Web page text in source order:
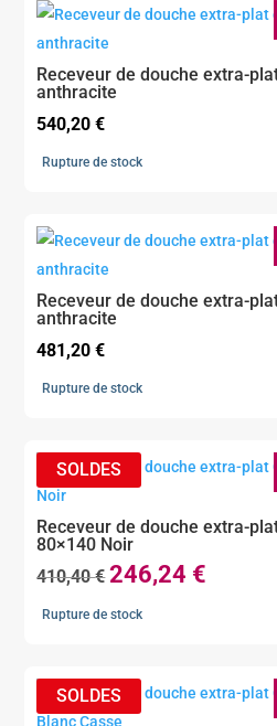
Receveur de douche extra-
anthracite
540,20€
Rupture de stock
Receveur de douche extra-
anthracite
481,20€
Rupture de stock
Receveur de douche extra-
80×140 Noir
410,40€Le
prix
410,40 €.
246,24 €
246,24 €.
Rupture de stock